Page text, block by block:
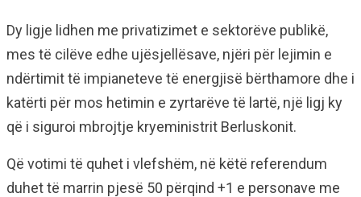
Dy ligje lidhen me privatizimet e sektorëve publikë,
mes të cilëve edhe ujësjellësave, njëri për lejimin e
ndërtimit të impianeteve të energjisë bërthamore dhe i
katërti për mos hetimin e zyrtarëve të lartë, një ligj ky
që i siguroi mbrojtje kryeministrit Berluskonit.
Që votimi të quhet i vlefshëm, në këtë referendum
duhet të marrin pjesë 50 përqind +1 e personave me